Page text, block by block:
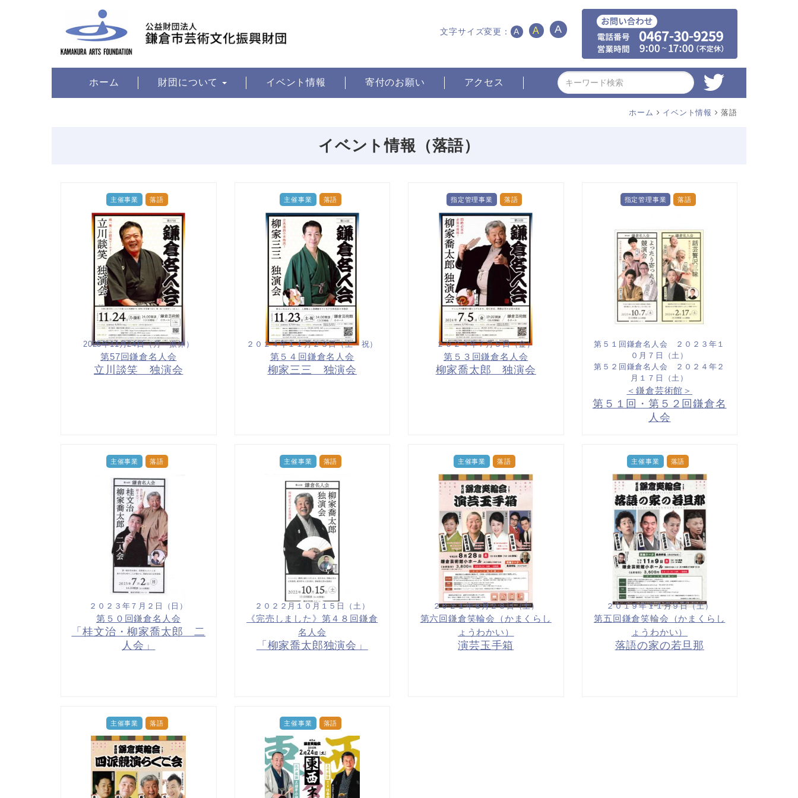
文字サイズ変更： A A A
ホーム 財団について イベント情報 寄付のお願い アクセス
ホーム イベント情報 落語
イベント情報（落語）
主催事業 落語
2025年11月24日（月・振休）
第57回鎌倉名人会
立川談笑 独演会
主催事業 落語
２０２４年１１月２３日（土・祝）
第５４回鎌倉名人会
柳家三三 独演会
指定管理事業 落語
２０２４年７月５日（金）
第５３回鎌倉名人会
柳家喬太郎 独演会
指定管理事業 落語
第５１回鎌倉名人会 ２０２３年１
０月７日（土）
第５２回鎌倉名人会 ２０２４年２
月１７日（土）
＜鎌倉芸術館＞
第５１回・第５２回鎌倉名
人会
主催事業 落語
２０２３年７月２日（日）
第５０回鎌倉名人会
「桂文治・柳家喬太郎 二
人会」
主催事業 落語
２０２２月１０月１５日（土）
《完売しました》第４８回鎌倉
名人会
「柳家喬太郎独演会」
主催事業 落語
２０２１年８月２８日（土）
第六回鎌倉笑輪会（かまくらし
ょうわかい）
演芸玉手箱
主催事業 落語
２０１９年１１月９日（土）
第五回鎌倉笑輪会（かまくらし
ょうわかい）
落語の家の若旦那
主催事業 落語 主催事業 落語